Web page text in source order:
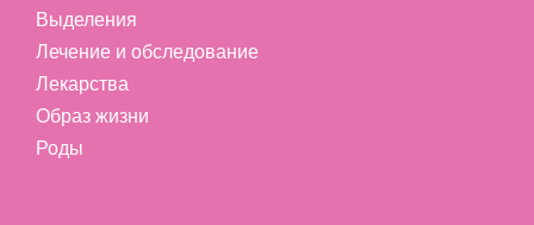
Выделения
Лечение и обследование
Лекарства
Образ жизни
Роды